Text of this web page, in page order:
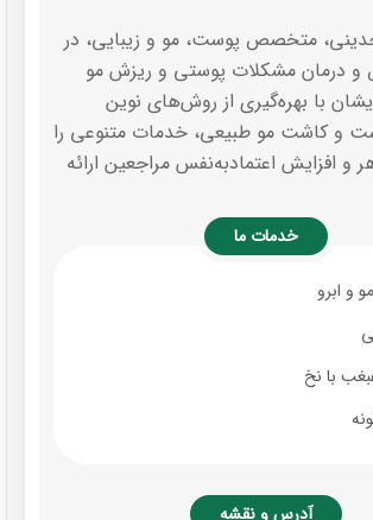
متخصص پوست، مو و زیبایی، در
و درمان مشکلات پوستی و ریزش مو
با بهره‌گیری از روش‌های نوین
و کاشت مو طبیعی، خدمات متنوعی را
و افزایش اعتمادبه‌نفس مراجعین ارائه
خدمات ما
و ابرو
با نخ
آدرس و نقشه